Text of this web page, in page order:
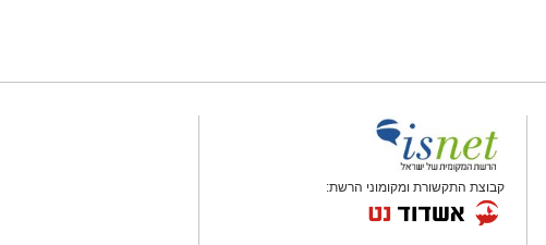
קבוצת התקשורת ומקומוני הרשת: